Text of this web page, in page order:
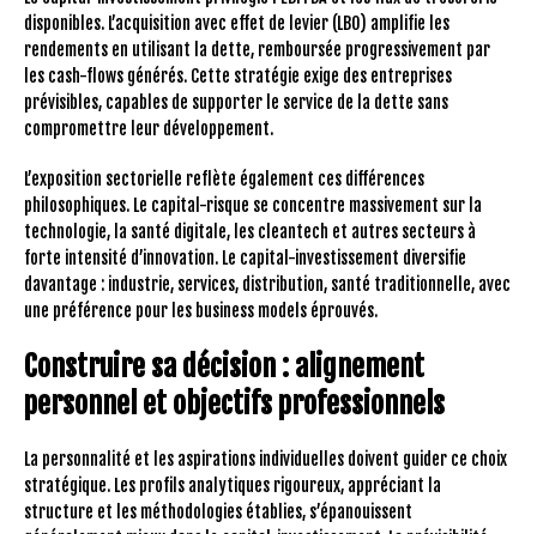
disponibles. L’acquisition avec effet de levier (LBO) amplifie les
rendements en utilisant la dette, remboursée progressivement par
les cash-flows générés. Cette stratégie exige des entreprises
prévisibles, capables de supporter le service de la dette sans
compromettre leur développement.
L’exposition sectorielle reflète également ces différences
philosophiques. Le capital-risque se concentre massivement sur la
technologie, la santé digitale, les cleantech et autres secteurs à
forte intensité d’innovation. Le capital-investissement diversifie
davantage : industrie, services, distribution, santé traditionnelle, avec
une préférence pour les business models éprouvés.
Construire sa décision : alignement
personnel et objectifs professionnels
La personnalité et les aspirations individuelles doivent guider ce choix
stratégique. Les profils analytiques rigoureux, appréciant la
structure et les méthodologies établies, s’épanouissent